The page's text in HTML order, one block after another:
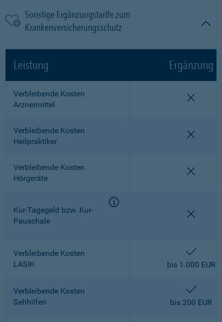
Sonstige Ergänzungstarife zum
Krankenversicherungsschutz
Leistung Ergänzung
Verbleibende Kosten
Arzneimittel
Verbleibende Kosten
Heilpraktiker
Verbleibende Kosten
Hörgeräte
Kur-Tagegeld bzw. Kur-
Pauschale
Verbleibende Kosten
LASIK
bis 1.000 EUR
Verbleibende Kosten
Sehhilfen
bis 200 EUR